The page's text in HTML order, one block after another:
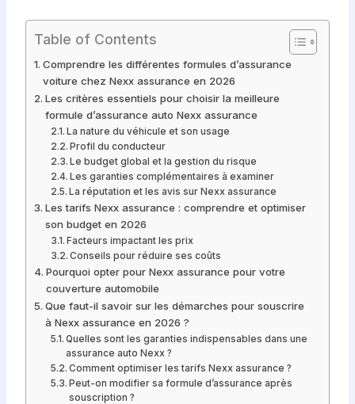
Table of Contents
Comprendre les différentes formules d’assurance
voiture chez Nexx assurance en 2026
Les critères essentiels pour choisir la meilleure
formule d’assurance auto Nexx assurance
La nature du véhicule et son usage
Profil du conducteur
Le budget global et la gestion du risque
Les garanties complémentaires à examiner
La réputation et les avis sur Nexx assurance
Les tarifs Nexx assurance : comprendre et optimiser
son budget en 2026
Facteurs impactant les prix
Conseils pour réduire ses coûts
Pourquoi opter pour Nexx assurance pour votre
couverture automobile
Que faut-il savoir sur les démarches pour souscrire
à Nexx assurance en 2026 ?
Quelles sont les garanties indispensables dans une
assurance auto Nexx ?
Comment optimiser les tarifs Nexx assurance ?
Peut-on modifier sa formule d’assurance après
souscription ?